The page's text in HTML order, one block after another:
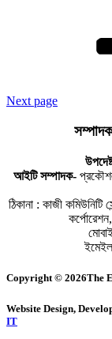
Next page
আইটি সম্পাদক-
ঠিকানা : কাজী কমিউনিটি
Copyright © 2026The
Website Design,
IT